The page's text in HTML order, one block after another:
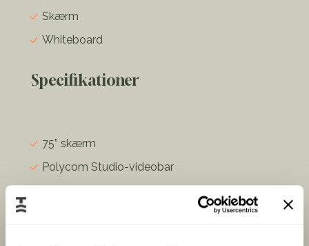
Skærm
Whiteboard
Specifikationer
75” skærm
Polycom Studio-videobar